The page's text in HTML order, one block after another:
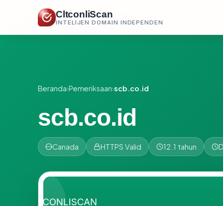
CltconliScan
INTELIJEN DOMAIN INDEPENDEN
Beranda›Pemeriksaan›scb.co.id
scb.co.id
Canada HTTPS Valid 12.1 tahun